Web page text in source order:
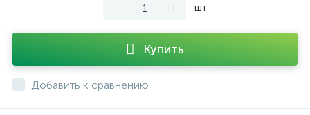
- + шт
Купить
Добавить к сравнению